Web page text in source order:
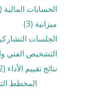
الحسابات المالية (2)
ميزانية (3)
الجلسات
التشخيص الفني
نتائج تقييم الأداء (2)
المخطط